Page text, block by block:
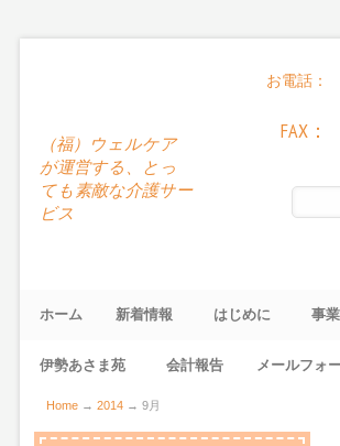
（福）ウェルケア
が運営する、とっ
ても素敵な介護サー
ビス
お電話：
FAX
ホーム 新着情報 はじめに 事
伊勢あさま苑 会計報告 メールフォ
Home →2014 →9月